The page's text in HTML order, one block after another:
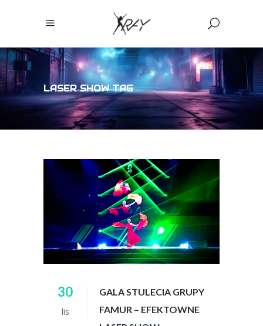
LASER SHOW TAG
30
lis
GALA STULECIA GRUPY
FAMUR – EFEKTOWNE